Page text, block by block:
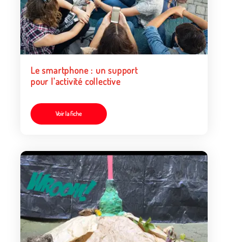
Le smartphone : un support
pour l'activité collective
Voir la fiche